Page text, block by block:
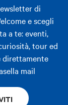
di
e scegli
a te: eventi,
tour ed
direttamente
mail